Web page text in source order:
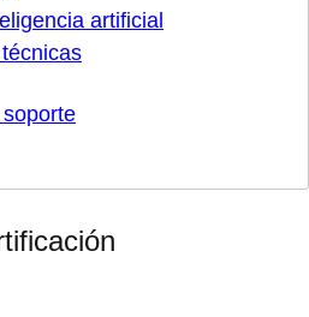
artificial